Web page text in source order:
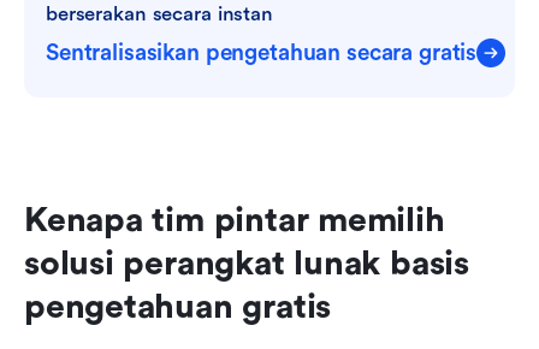
berserakan secara instan
Sentralisasikan pengetahuan secara gratis
Kenapa tim pintar memilih
solusi perangkat lunak basis
pengetahuan gratis